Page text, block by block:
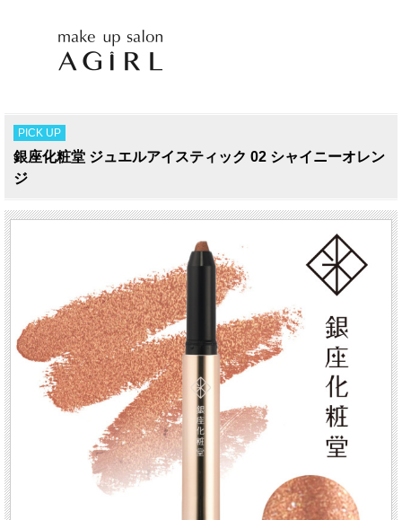
PICK UP
銀座化粧堂 ジュエルアイスティック 02 シャイニーオレン
ジ